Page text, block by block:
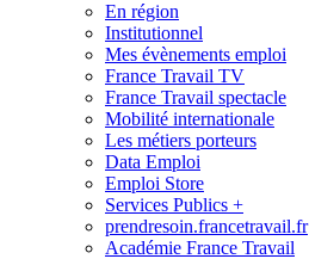
En région
Institutionnel
Mes évènements emploi
France Travail TV
France Travail spectacle
Mobilité internationale
Les métiers porteurs
Data Emploi
Emploi Store
Services Publics +
prendresoin.francetravail.fr
Académie France Travail